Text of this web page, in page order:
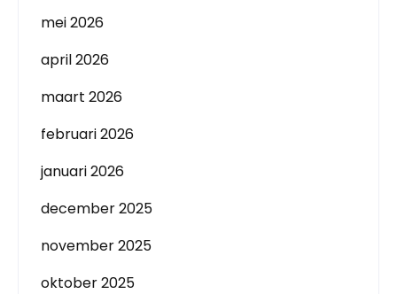
mei 2026
april 2026
maart 2026
februari 2026
januari 2026
december 2025
november 2025
oktober 2025